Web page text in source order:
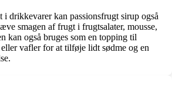
drikkevarer kan passionsfrugt sirup også
smagen af frugt i frugtsalater, mousse,
kan også bruges som en topping til
vafler for at tilføje lidt sødme og en